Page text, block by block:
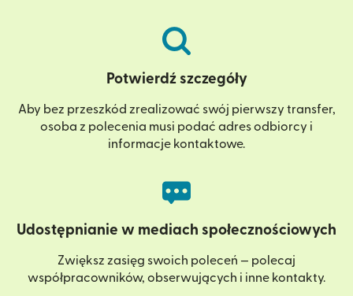
Potwierdź szczegóły
Aby bez przeszkód zrealizować swój pierwszy transfer,
osoba z polecenia musi podać adres odbiorcy i
informacje kontaktowe.
Udostępnianie w mediach społecznościowych
Zwiększ zasięg swoich poleceń — polecaj
współpracowników, obserwujących i inne kontakty.